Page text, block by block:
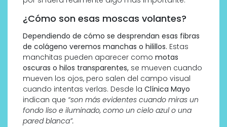
¿Cómo son esas moscas volantes?
Dependiendo de cómo se desprendan esas fibras
de colágeno veremos manchas o hilillos. Estas
manchitas pueden aparecer como motas
oscuras o hilos transparentes, se mueven cuando
mueven los ojos, pero salen del campo visual
cuando intentas verlas. Desde la Clínica Mayo
indican que “son más evidentes cuando miras un
fondo liso e iluminado, como un cielo azul o una
pared blanca”.